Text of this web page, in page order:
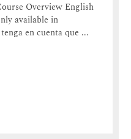
Overview English
available in
en cuenta que ...